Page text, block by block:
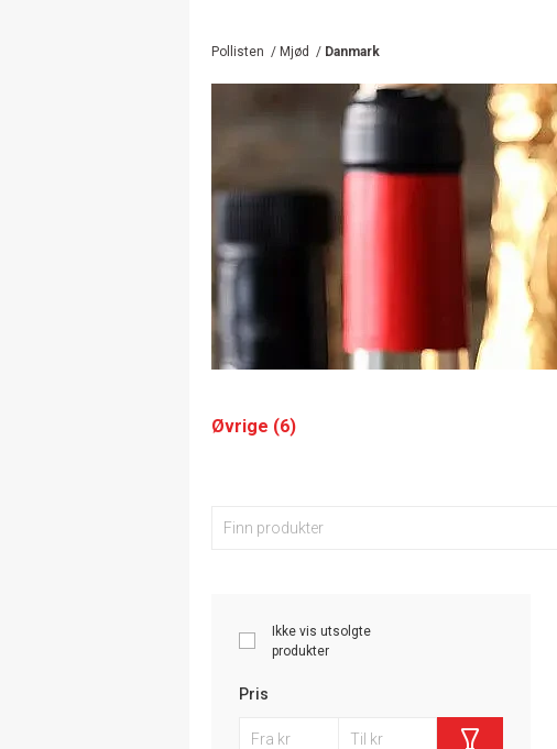
Pollisten / Mjød / Danmark
Øvrige (6)
Ikke vis utsolgte
produkter
Pris